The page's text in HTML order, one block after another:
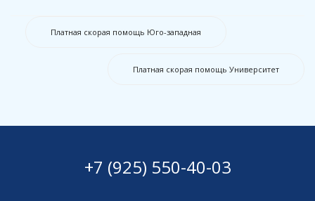
Платная скорая помощь Юго-западная
Платная скорая помощь Университет
+7 (925) 550-40-03